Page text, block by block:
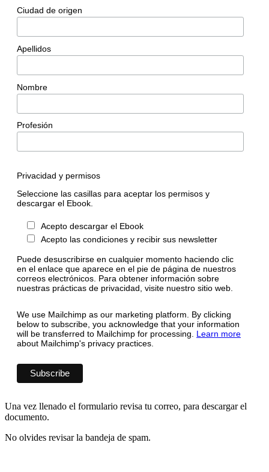
Ciudad de origen
Apellidos
Nombre
Profesión
Privacidad y permisos
Seleccione las casillas para aceptar los permisos y
descargar el Ebook.
Acepto descargar el Ebook
Acepto las condiciones y recibir sus newsletter
Puede desuscribirse en cualquier momento haciendo clic
en el enlace que aparece en el pie de página de nuestros
correos electrónicos. Para obtener información sobre
nuestras prácticas de privacidad, visite nuestro sitio web.
We use Mailchimp as our marketing platform. By clicking
below to subscribe, you acknowledge that your information
will be transferred to Mailchimp for processing. Learn more
about Mailchimp's privacy practices.
Una vez llenado el formulario revisa tu correo, para descargar el
documento.
No olvides revisar la bandeja de spam.